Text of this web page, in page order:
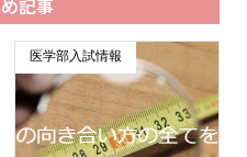
医学部入試情報